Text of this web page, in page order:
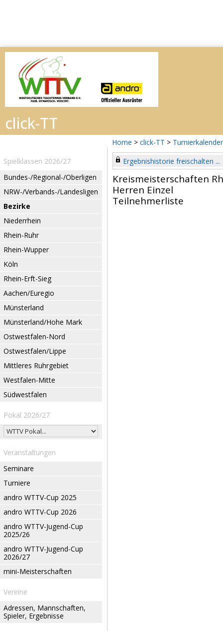
Home > click-TT > Turnierkalender
Spielklassen 2026/27
Bundes-/Regional-/Oberligen
NRW-/Verbands-/Landesligen
Bezirke
Niederrhein
Rhein-Ruhr
Rhein-Wupper
Köln
Rhein-Erft-Sieg
Aachen/Euregio
Münsterland
Münsterland/Hohe Mark
Ostwestfalen-Nord
Ostwestfalen/Lippe
Mittleres Ruhrgebiet
Westfalen-Mitte
Südwestfalen
Pokal 2026/27
Veranstaltungen
Seminare
Turniere
andro WTTV-Cup 2025
andro WTTV-Cup 2026
andro WTTV-Jugend-Cup
2025/26
andro WTTV-Jugend-Cup
2026/27
mini-Meisterschaften
Vereine
Adressen, Mannschaften,
Spieler, Ergebnisse
Ergebnishistorie freischalten ...
Kreismeisterschaften
Herren Einzel
Teilnehmerliste